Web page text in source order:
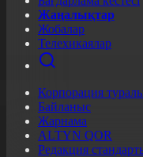
Жаңалықтар
Жобалар
Телехикаялар
Корпорация
Байланыс
Жарнама
ALTYN QOR
Редакция